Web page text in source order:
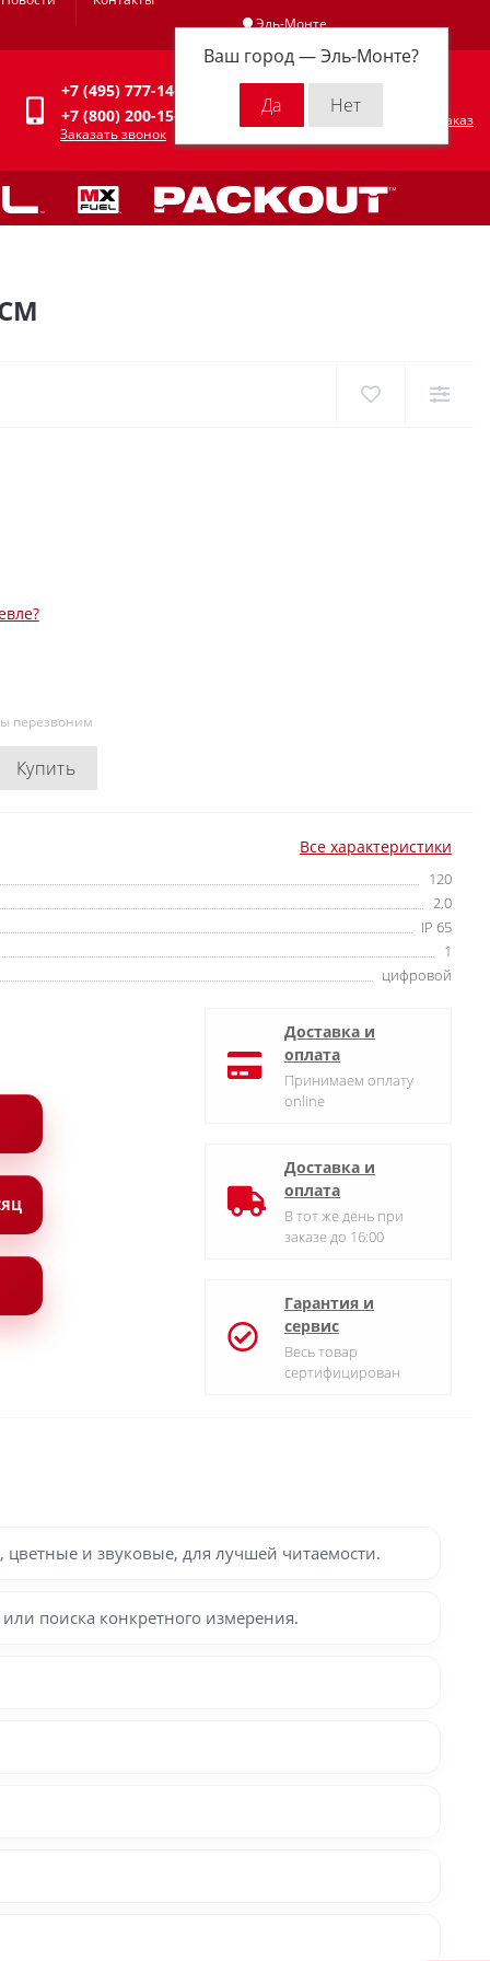
Эль-Монте
Ваш город —Эль-Монте?
Личный кабинет
+7 (495) 777-14-94
+7 (800) 200-15-94
Заказать звонок
Оформить заказ
перезвоним
Купить
Все характеристики
120
2.0
IP 65
1
цифровой
Доставка и
оплата
Принимаем оплату
online
Доставка и
оплата
В тот же день при
заказе до 16:00
Гарантия и
сервис
Весь товар
сертифицирован
и звуковые, для лучшей читаемости.
поиска конкретного измерения.